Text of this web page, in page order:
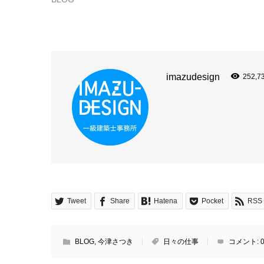
imazudesign
Tweet Share Hatena Pocket RSS
BLOG, 今津さつき 日々の仕事 コメント: 0